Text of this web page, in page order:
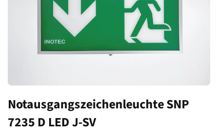
Notausgangszeichenleuchte SNP
7235 D LED J-SV